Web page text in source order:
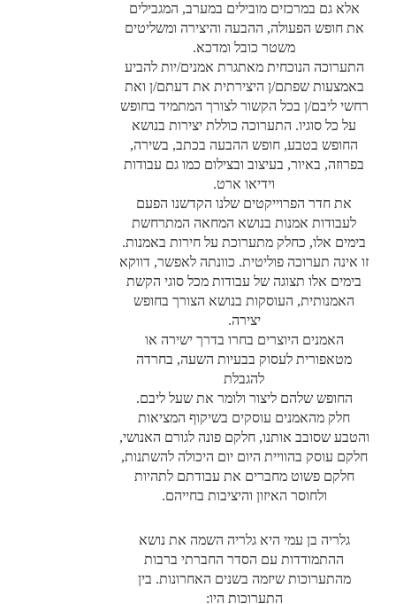
אלא גם במרכזים מובילים במערב, המגבילים
את חופש הפעולה, ההבעה והיצירה ומשליטים
משטר כובל ומדכא.
התערוכה הנוכחית מאתגרת אמנים/יות להביע
באמצעות שפתם/ן היצירתית את דעתם/ן ואת
רחשי ליבם/ן בכל הקשור לצורך המתמיד בחופש
על כל סוגיו. התערוכה כוללת יצירות בנושא
החופש בטבע, חופש ההבעה בכתב, בשירה,
בפרוזה, באיור, בעיצוב ובצילום כמו גם עבודות
וידיאו ארט.
את חדר הפרוייקטים שלנו הקדשנו הפעם
לעבודות אמנות בנושא המחאה המתרחשת
בימים אלו, כחלק מתערוכת על חירות באמנות.
זו אינה תערוכה פוליטית. כוונתה לאפשר, דווקא
בימים אלו תצוגה של עבודות מכל סוגי הקשת
האמנותית, העוסקות בנושא הצורך בחופש
יצירה.
האמנים היוצרים בחרו בדרך ישירה או
מטאפורית לעסוק בבעיות השעה, בחרדה
להגבלת
החופש שלהם ליצור ולומר את שעל ליבם.
חלק מהאמנים עוסקים בשיקוף המציאות
והטבע שסובב אותנו, חלקם פונה לגורם האנושי,
חלקם עוסק בהוויית היום יום היכולה להשתנות,
חלקם פשוט מחברים את עבודתם לתהיות
ולחוסר האיזון והיציבות בחייהם.
גלריה בן עמי היא גלריה השמה את נושא
ההתמודדות עם הסדר החברתי ברבות
מהתערוכות שיזמה בשנים האחרונות. בין
התערוכות היו: